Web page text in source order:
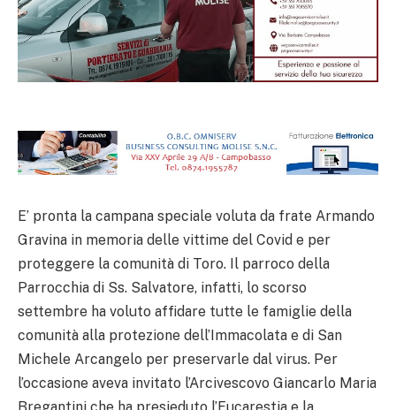
E’ pronta la campana speciale voluta da frate Armando
Gravina in memoria delle vittime del Covid e per
proteggere la comunità di Toro. Il parroco della
Parrocchia di Ss. Salvatore, infatti, lo scorso
settembre ha voluto affidare tutte le famiglie della
comunità alla protezione dell’Immacolata e di San
Michele Arcangelo per preservarle dal virus. Per
l’occasione aveva invitato l’Arcivescovo Giancarlo Maria